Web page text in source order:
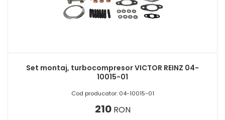
Set montaj, turbocompresor VICTOR REINZ 04-
10015-01
Cod producator: 04-10015-01
210RON